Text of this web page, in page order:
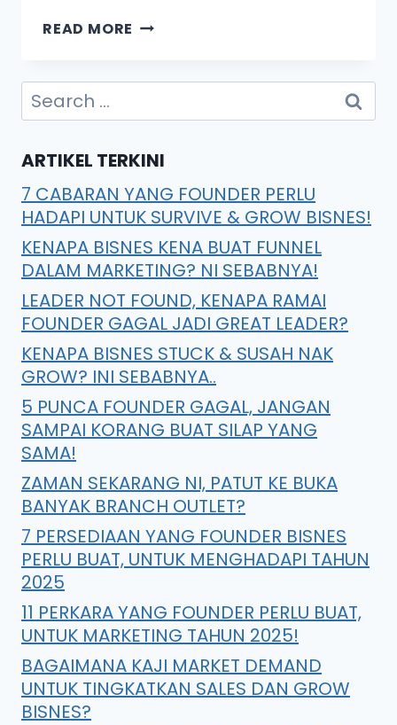
READ MORE
ARTIKEL TERKINI
7 CABARAN YANG FOUNDER PERLU
HADAPI UNTUK SURVIVE & GROW BISNES!
KENAPA BISNES KENA BUAT FUNNEL
DALAM MARKETING? NI SEBABNYA!
LEADER NOT FOUND, KENAPA RAMAI
FOUNDER GAGAL JADI GREAT LEADER?
KENAPA BISNES STUCK & SUSAH NAK
GROW? INI SEBABNYA..
5 PUNCA FOUNDER GAGAL, JANGAN
SAMPAI KORANG BUAT SILAP YANG
SAMA!
ZAMAN SEKARANG NI, PATUT KE BUKA
BANYAK BRANCH OUTLET?
7 PERSEDIAAN YANG FOUNDER BISNES
PERLU BUAT, UNTUK MENGHADAPI TAHUN
2025
11 PERKARA YANG FOUNDER PERLU BUAT,
UNTUK MARKETING TAHUN 2025!
BAGAIMANA KAJI MARKET DEMAND
UNTUK TINGKATKAN SALES DAN GROW
BISNES?